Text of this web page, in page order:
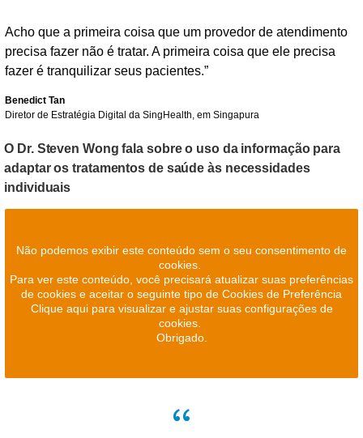
Acho que a primeira coisa que um provedor de atendimento
precisa fazer não é tratar. A primeira coisa que ele precisa
fazer é tranquilizar seus pacientes.”
Benedict Tan
Diretor de Estratégia Digital da SingHealth, em Singapura
O Dr. Steven Wong fala sobre o uso da informação para
adaptar os tratamentos de saúde às necessidades
individuais
Não podemos exibir este conteúdo sem o seu consentimento de
cookies.
Para ver este conteúdo, você precisará atualizar suas preferências
de cookies e aceitar o seguinte tipo de Cookies de Preferência
Clique aqui para visualizar e ajustar suas configurações de
cookies.
Obrigado.